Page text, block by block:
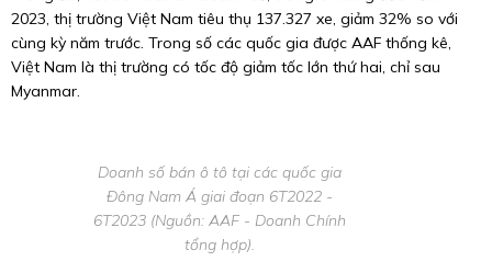
2023, thị trường Việt Nam tiêu thụ 137.327 xe, giảm 32% so với
cùng kỳ năm trước. Trong số các quốc gia được AAF thống kê,
Việt Nam là thị trường có tốc độ giảm tốc lớn thứ hai, chỉ sau
Myanmar.
Doanh số bán ô tô tại các quốc gia
Đông Nam Á giai đoạn 6T2022 -
6T2023 (Nguồn: AAF - Doanh Chính
tổng hợp).